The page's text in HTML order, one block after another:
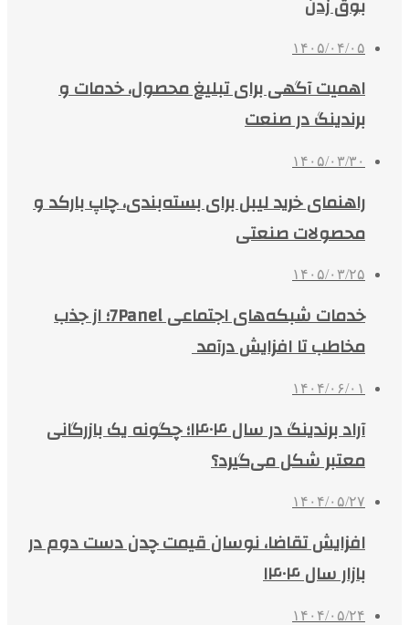
بوق زدن
۱۴۰۵/۰۴/۰۵
اهمیت آگهی برای تبلیغ محصول، خدمات و
برندینگ در صنعت
۱۴۰۵/۰۳/۳۰
راهنمای خرید لیبل برای بسته‌بندی، چاپ بارکد و
محصولات صنعتی
۱۴۰۵/۰۳/۲۵
خدمات شبکه‌های اجتماعی 7Panel؛ از جذب
مخاطب تا افزایش درآمد
۱۴۰۴/۰۶/۰۱
آراد برندینگ در سال ۱۴۰۴؛ چگونه یک بازرگانی
معتبر شکل می‌گیرد؟
۱۴۰۴/۰۵/۲۷
افزایش تقاضا، نوسان قیمت چدن دست دوم در
بازار سال ۱۴۰۴
۱۴۰۴/۰۵/۲۴